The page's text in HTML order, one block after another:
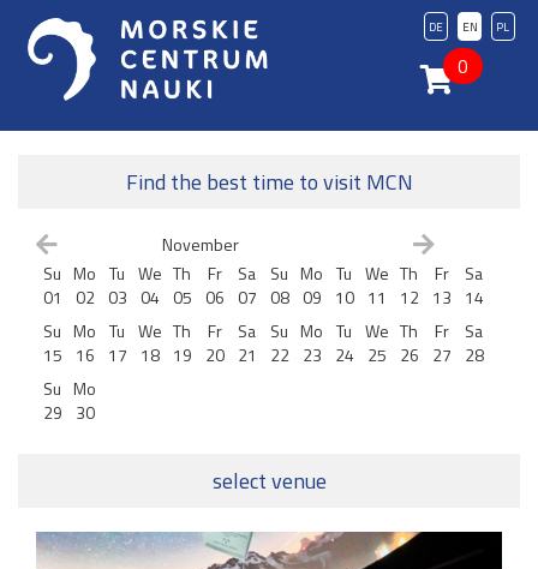
PL
EN
DE
0
Find the best time to visit MCN
November
Su
01
Mo
02
Tu
03
We
04
Th
05
Fr
06
Sa
07
Su
08
Mo
09
Tu
10
We
11
Th
12
Fr
13
Sa
14
Su
15
Mo
16
Tu
17
We
18
Th
19
Fr
20
Sa
21
Su
22
Mo
23
Tu
24
We
25
Th
26
Fr
27
Sa
28
Su
29
Mo
30
select venue